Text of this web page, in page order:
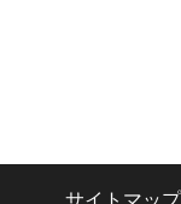
サイトマップ